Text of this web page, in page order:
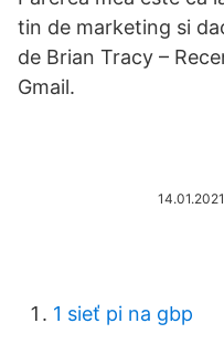
tin de marketing si
de Brian Tracy –
Gmail.
14.01.2021
1 sieť pi na gbp